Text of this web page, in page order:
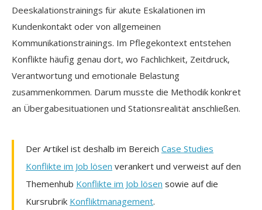
Deeskalationstrainings für akute Eskalationen im
Kundenkontakt oder von allgemeinen
Kommunikationstrainings. Im Pflegekontext entstehen
Konflikte häufig genau dort, wo Fachlichkeit, Zeitdruck,
Verantwortung und emotionale Belastung
zusammenkommen. Darum musste die Methodik konkret
an Übergabesituationen und Stationsrealität anschließen.
Der Artikel ist deshalb im Bereich Case Studies
Konflikte im Job lösen verankert und verweist auf den
Themenhub Konflikte im Job lösen sowie auf die
Kursrubrik Konfliktmanagement.